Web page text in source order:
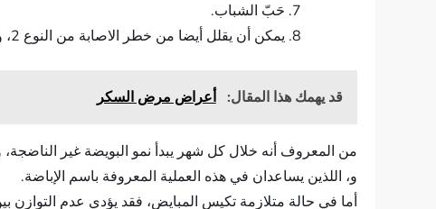
حَبّ الشباب.
يمكن أن يقلل أيضا من خطر الاصابة من النوع 2، وأمراض القلب والأوعية الدموية.
قد يهمك هذا المقال: أعراض مرض السكر
و، اللذين يساعدان في هذه العملية المعروفة باسم الإباضة.